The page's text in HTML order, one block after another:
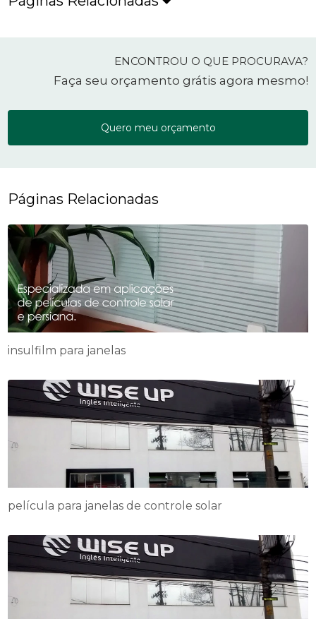
ENCONTROU O QUE PROCURAVA?
Faça seu orçamento grátis agora mesmo!
Quero meu orçamento
Páginas Relacionadas
insulfilm para janelas
película para janelas de controle solar